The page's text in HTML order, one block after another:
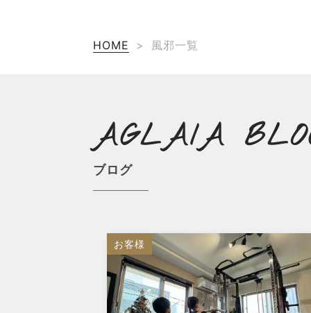
HOME > 風邪一覧
AGLAIA
ブログ
お客様